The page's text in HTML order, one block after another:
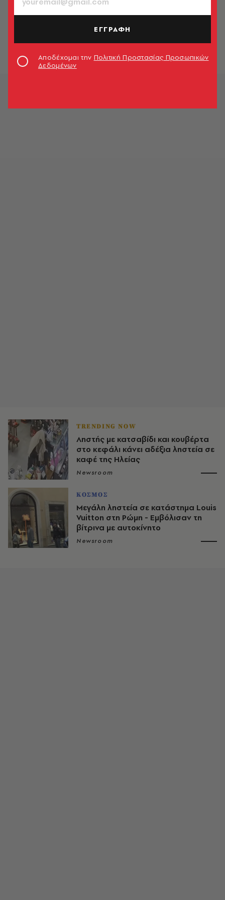
Θεσσαλονίκη: 27χρονος κατήγγειλε
14χρονη
TRENDING NOW
Ληστής με κατσαβίδι και κουβέρτα
στο κεφάλι κάνει αδέξια ληστεία σε
καφέ της Ηλείας
Newsroom
ΚΟΣΜΟΣ
Μεγάλη ληστεία σε κατάστημα Louis
Vuitton στη Ρώμη - Εμβόλισαν τη
βίτρινα με αυτοκίνητο
Newsroom
ΕΓΓΡΑΦΗ
Αποδέχομαι την Πολιτική Προστασίας Προσωπικών
Δεδομένων